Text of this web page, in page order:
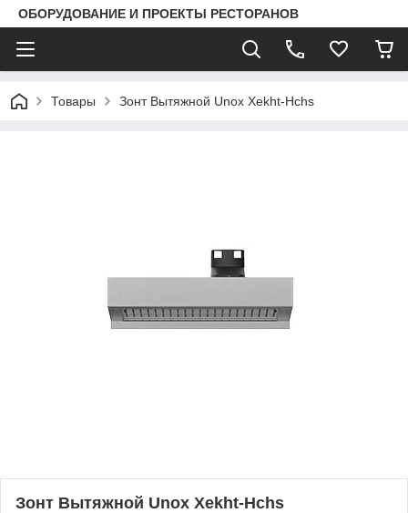
ОБОРУДОВАНИЕ И ПРОЕКТЫ РЕСТОРАНОВ
Товары Зонт Вытяжной Unox Xekht-Hchs
Зонт Вытяжной Unox Xekht-Hchs